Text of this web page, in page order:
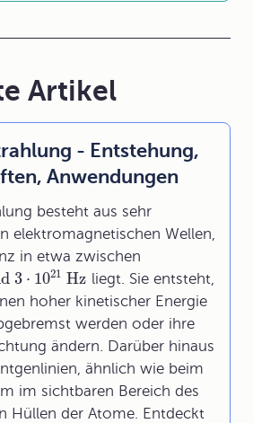
Artikel
- Entstehung,
Anwendungen
besteht aus sehr
elektromagnetischen Wellen,
in etwa zwischen
3 ⋅ 1021 Hz liegt. Sie entsteht,
hoher kinetischer Energie
werden oder ihre
ändern. Darüber hinaus
ähnlich wie beim
im sichtbaren Bereich des
Hüllen der Atome. Entdeckt